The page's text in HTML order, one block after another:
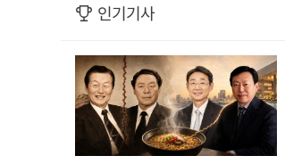
인기기사